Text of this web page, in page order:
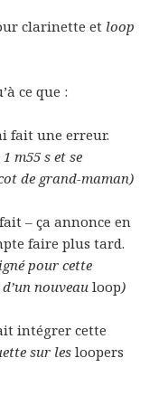
clarinette et loop
ce que :
fait une erreur.
m55 s et se
de grand-maman)
– ça annonce en
faire plus tard.
pour cette
nouveauloop)
intégrer cette
sur lesloopers